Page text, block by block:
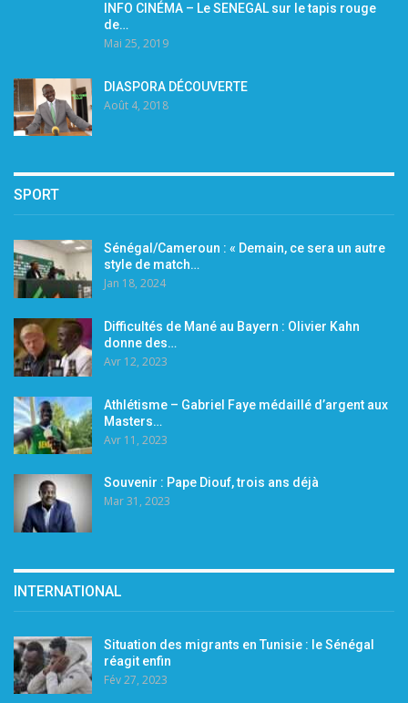
INFO CINÉMA – Le SENEGAL sur le tapis rouge
de…
Mai 25, 2019
DIASPORA DÉCOUVERTE
Août 4, 2018
SPORT
Sénégal/Cameroun : « Demain, ce sera un autre
style de match…
Jan 18, 2024
Difficultés de Mané au Bayern : Olivier Kahn
donne des…
Avr 12, 2023
Athlétisme – Gabriel Faye médaillé d’argent aux
Masters…
Avr 11, 2023
Souvenir : Pape Diouf, trois ans déjà
Mar 31, 2023
INTERNATIONAL
Situation des migrants en Tunisie : le Sénégal
réagit enfin
Fév 27, 2023